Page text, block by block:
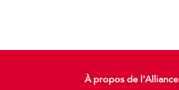
À propos de l'Alliance